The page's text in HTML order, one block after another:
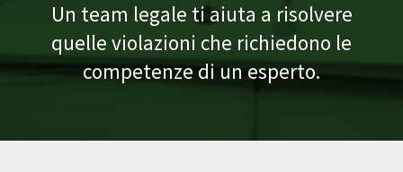
Un team legale ti aiuta a risolvere
quelle violazioni che richiedono le
competenze di un esperto.